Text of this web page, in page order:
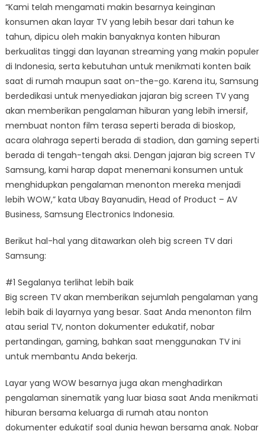
“Kami telah mengamati makin besarnya keinginan
konsumen akan layar TV yang lebih besar dari tahun ke
tahun, dipicu oleh makin banyaknya konten hiburan
berkualitas tinggi dan layanan streaming yang makin populer
di Indonesia, serta kebutuhan untuk menikmati konten baik
saat di rumah maupun saat on-the-go. Karena itu, Samsung
berdedikasi untuk menyediakan jajaran big screen TV yang
akan memberikan pengalaman hiburan yang lebih imersif,
membuat nonton film terasa seperti berada di bioskop,
acara olahraga seperti berada di stadion, dan gaming seperti
berada di tengah-tengah aksi. Dengan jajaran big screen TV
Samsung, kami harap dapat menemani konsumen untuk
menghidupkan pengalaman menonton mereka menjadi
lebih WOW,” kata Ubay Bayanudin, Head of Product – AV
Business, Samsung Electronics Indonesia.
Berikut hal-hal yang ditawarkan oleh big screen TV dari
Samsung:
#1 Segalanya terlihat lebih baik
Big screen TV akan memberikan sejumlah pengalaman yang
lebih baik di layarnya yang besar. Saat Anda menonton film
atau serial TV, nonton dokumenter edukatif, nobar
pertandingan, gaming, bahkan saat menggunakan TV ini
untuk membantu Anda bekerja.
Layar yang WOW besarnya juga akan menghadirkan
pengalaman sinematik yang luar biasa saat Anda menikmati
hiburan bersama keluarga di rumah atau nonton
dokumenter edukatif soal dunia hewan bersama anak. Nobar